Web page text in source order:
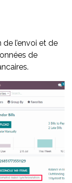
l’envoi et de
de